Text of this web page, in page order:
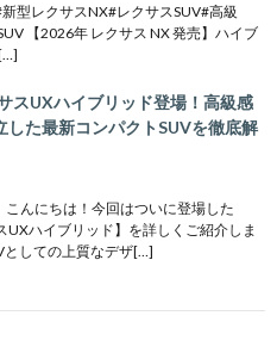
型レクサスNX#レクサスSUV#高級
【2026年 レクサス NX 発売】ハイブ
スUXハイブリッド登場！高級感
した最新コンパクトSUVを徹底解
こんにちは！今回はついに登場した
UXハイブリッド】を詳しくご紹介しま
としての上質なデザ[…]